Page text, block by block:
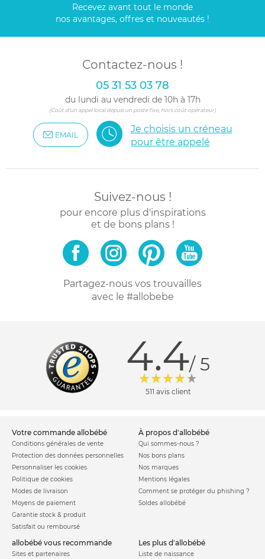
Recevez avant tout le monde
nos avantages, offres et nouveautés !
Contactez-nous !
05 31 53 03 78
du lundi au vendredi de 10h à 17h
(Coût d'un appel local depuis un poste fixe, hors coût opérateur)
EMAIL
Je choisis un créneau
pour être appelé
Suivez-nous !
pour encore plus d'inspirations
et de bons plans !
Partagez-nous vos trouvailles
avec le #allobebe
4.4/ 5
511 avis client
votre commande allobébé
Conditions générales de vente
Protection des données personnelles
Personnaliser les cookies
Politique de cookies
Modes de livraison
Moyens de paiement
Garantie stock & produit
Satisfait ou remboursé
à propos d'allobébé
Qui sommes-nous ?
Nos bons plans
Nos marques
Mentions légales
Comment se protéger du phishing ?
Soldes allobébé
allobébé vous recommande
Sites et partenaires
les plus d'allobébé
Liste de naissance